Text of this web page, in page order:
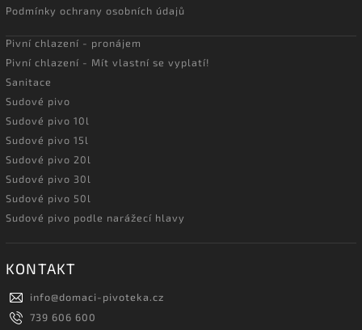
Podmínky ochrany osobních údajů
Pivní chlazení - pronájem
Pivní chlazení - Mít vlastní se vyplatí!
Sanitace
Sudové pivo
Sudové pivo 10l
Sudové pivo 15l
Sudové pivo 20l
Sudové pivo 30l
Sudové pivo 50l
Sudové pivo podle narážecí hlavy
KONTAKT
info@domaci-pivoteka.cz
739 606 600